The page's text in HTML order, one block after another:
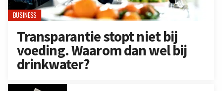
BUSINESS
Transparantie stopt niet bij
voeding. Waarom dan wel bij
drinkwater?